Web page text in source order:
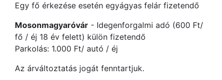
Egy fő érkezése esetén egyágyas felár fizetendő
Mosonmagyaróvár - Idegenforgalmi adó (600 Ft/
fő / éj 18 év felett) külön fizetendő
Parkolás: 1.000 Ft/ autó / éj
Az árváltoztatás jogát fenntartjuk.